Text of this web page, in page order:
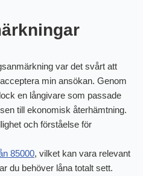
var det svårt att
min ansökan. Genom
en långivare som passade
till ekonomisk återhämtning.
och förståelse för
85000, vilket kan vara relevant
du behöver låna totalt sett.